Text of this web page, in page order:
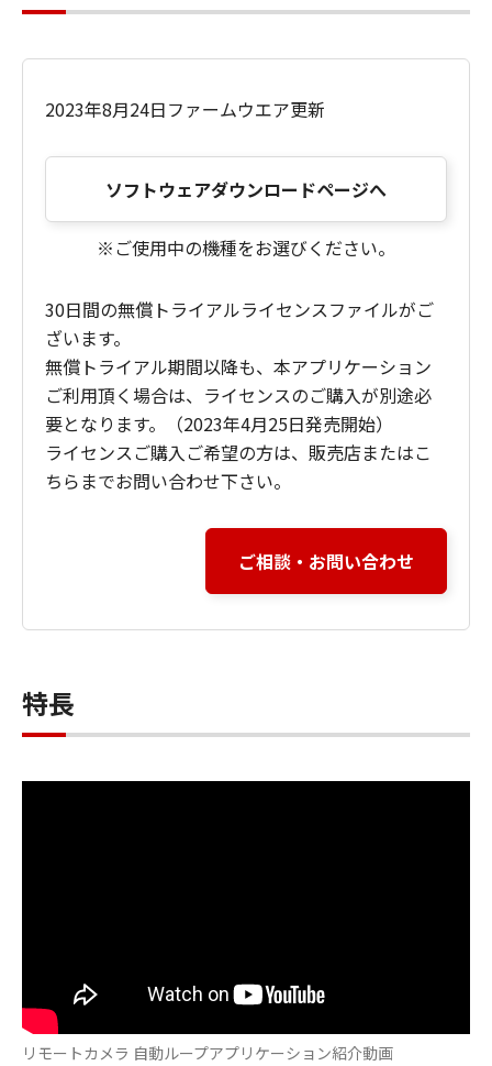
2023年8月24日ファームウエア更新
ソフトウェアダウンロードページへ
※ご使用中の機種をお選びください。
30日間の無償トライアルライセンスファイルがご
ざいます。
無償トライアル期間以降も、本アプリケーション
ご利用頂く場合は、ライセンスのご購入が別途必
要となります。（2023年4月25日発売開始）
ライセンスご購入ご希望の方は、販売店またはこ
ちらまでお問い合わせ下さい。
ご相談・お問い合わせ
特長
リモートカメラ 自動ループアプリケーション紹介動画